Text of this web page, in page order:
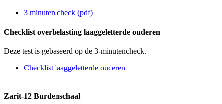
3 minuten check (pdf)
Checklist overbelasting laaggeletterde ouderen
Deze test is gebaseerd op de 3-minutencheck.
Checklist laaggeletterde ouderen
Zarit-12 Burdenschaal